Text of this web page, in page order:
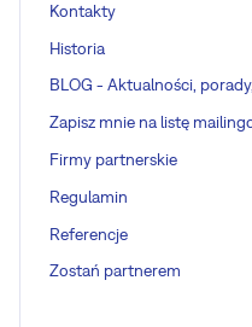
Kontakty
Historia
BLOG - Aktualności,
Zapisz mnie na listę
Firmy partnerskie
Regulamin
Referencje
Zostań partnerem